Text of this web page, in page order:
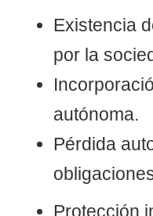
Existencia
por la
autónoma.
Pérdida
Protección